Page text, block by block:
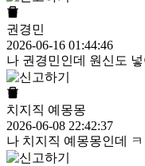
권경민
2026-06-16 01:44:46
나 권경민인데 원신도
치지직 예몽몽
2026-06-08 22:42:37
나 치지직 예몽몽인데